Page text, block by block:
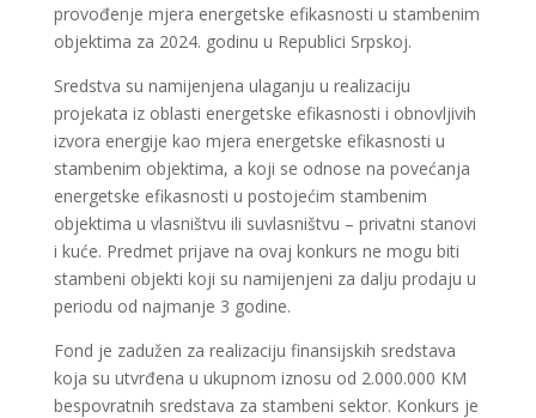
provođenje mjera energetske efikasnosti u stambenim
objektima za 2024. godinu u Republici Srpskoj.
Sredstva su namijenjena ulaganju u realizaciju
projekata iz oblasti energetske efikasnosti i obnovljivih
izvora energije kao mjera energetske efikasnosti u
stambenim objektima, a koji se odnose na povećanja
energetske efikasnosti u postojećim stambenim
objektima u vlasništvu ili suvlasništvu – privatni stanovi
i kuće. Predmet prijave na ovaj konkurs ne mogu biti
stambeni objekti koji su namijenjeni za dalju prodaju u
periodu od najmanje 3 godine.
Fond je zadužen za realizaciju finansijskih sredstava
koja su utvrđena u ukupnom iznosu od 2.000.000 KM
bespovratnih sredstava za stambeni sektor. Konkurs je